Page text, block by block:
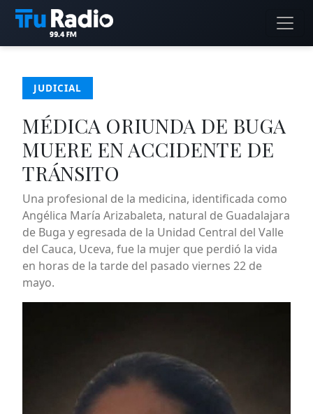
JUDICIAL
MÉDICA ORIUNDA DE BUGA
MUERE EN ACCIDENTE DE
TRÁNSITO
Una profesional de la medicina, identificada como
Angélica María Arizabaleta, natural de Guadalajara
de Buga y egresada de la Unidad Central del Valle
del Cauca, Uceva, fue la mujer que perdió la vida
en horas de la tarde del pasado viernes 22 de
mayo.